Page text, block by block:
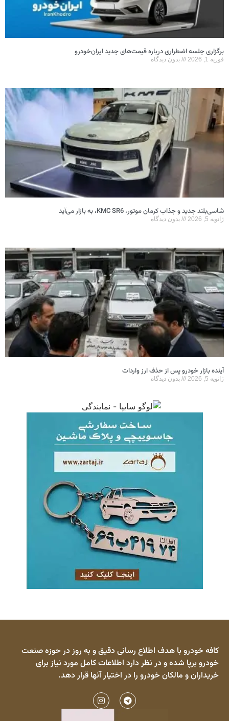
برگزاری جلسه اضطراری درباره قیمت‌های جدید ایران‌خودرو
فوریه 1, 2026 بدون دیدگاه
شاسی‌بلند جدید و جذاب کرمان موتور، KMC SR6، به بازار می‌آید
ژانویه 5, 2026 بدون دیدگاه
آینده بازار خودرو پس از حذف ارز واردات
ژانویه 5, 2026 بدون دیدگاه
کافه خودرو با هدف اطلاع رسانی دقیق و به روز در حوزه صنعت
خودرو برپا شده و در نظر دارد اطلاعات کامل مورد نیاز برای
خریداران و مالکان خودرو را در اختیار آنها قرار دهد.